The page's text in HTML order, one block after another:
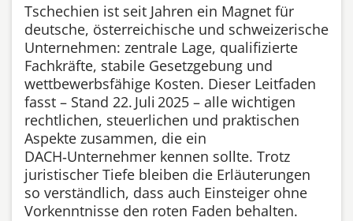
Tschechien ist seit Jahren ein Magnet für
deutsche, österreichische und schweizerische
Unternehmen: zentrale Lage, qualifizierte
Fachkräfte, stabile Gesetzgebung und
wettbewerbsfähige Kosten. Dieser Leitfaden
fasst – Stand 22. Juli 2025 – alle wichtigen
rechtlichen, steuerlichen und praktischen
Aspekte zusammen, die ein
DACH‑Unternehmer kennen sollte. Trotz
juristischer Tiefe bleiben die Erläuterungen
so verständlich, dass auch Einsteiger ohne
Vorkenntnisse den roten Faden behalten.